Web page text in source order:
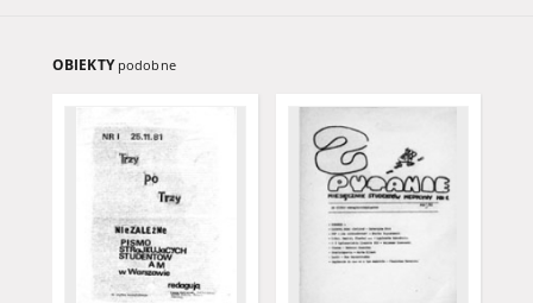
OBIEKTY podobne